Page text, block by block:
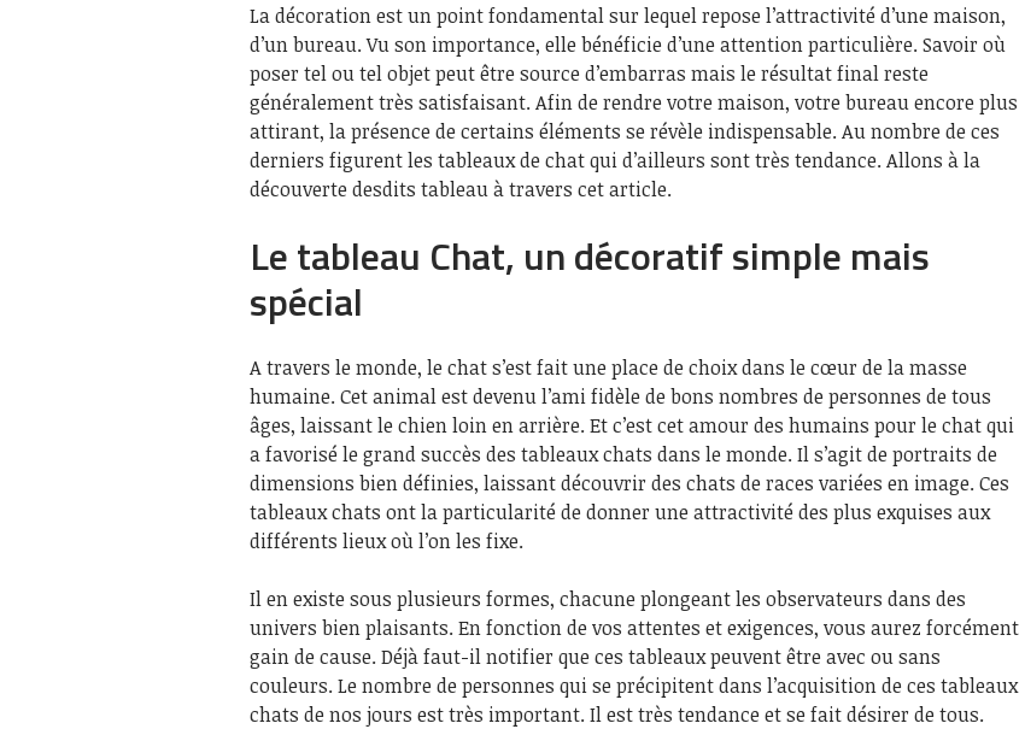
La décoration est un point fondamental sur lequel repose l’attractivité d’une maison,
d’un bureau. Vu son importance, elle bénéficie d’une attention particulière. Savoir où
poser tel ou tel objet peut être source d’embarras mais le résultat final reste
généralement très satisfaisant. Afin de rendre votre maison, votre bureau encore plus
attirant, la présence de certains éléments se révèle indispensable. Au nombre de ces
derniers figurent les tableaux de chat qui d’ailleurs sont très tendance. Allons à la
découverte desdits tableau à travers cet article.
Le tableau Chat, un décoratif simple mais
spécial
A travers le monde, le chat s’est fait une place de choix dans le cœur de la masse
humaine. Cet animal est devenu l’ami fidèle de bons nombres de personnes de tous
âges, laissant le chien loin en arrière. Et c’est cet amour des humains pour le chat qui
a favorisé le grand succès des tableaux chats dans le monde. Il s’agit de portraits de
dimensions bien définies, laissant découvrir des chats de races variées en image. Ces
tableaux chats ont la particularité de donner une attractivité des plus exquises aux
différents lieux où l’on les fixe.
Il en existe sous plusieurs formes, chacune plongeant les observateurs dans des
univers bien plaisants. En fonction de vos attentes et exigences, vous aurez forcément
gain de cause. Déjà faut-il notifier que ces tableaux peuvent être avec ou sans
couleurs. Le nombre de personnes qui se précipitent dans l’acquisition de ces tableaux
chats de nos jours est très important. Il est très tendance et se fait désirer de tous.